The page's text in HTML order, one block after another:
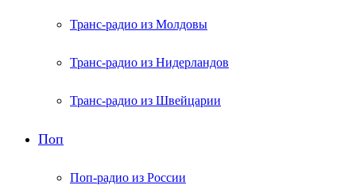
Транс-радио из Молдовы
Транс-радио из Нидерландов
Транс-радио из Швейцарии
Поп
Поп-радио из России